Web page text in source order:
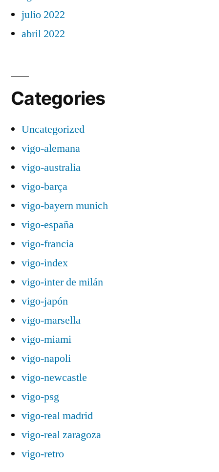
julio 2022
abril 2022
Categories
Uncategorized
vigo-alemana
vigo-australia
vigo-barça
vigo-bayern munich
vigo-españa
vigo-francia
vigo-index
vigo-inter de milán
vigo-japón
vigo-marsella
vigo-miami
vigo-napoli
vigo-newcastle
vigo-psg
vigo-real madrid
vigo-real zaragoza
vigo-retro